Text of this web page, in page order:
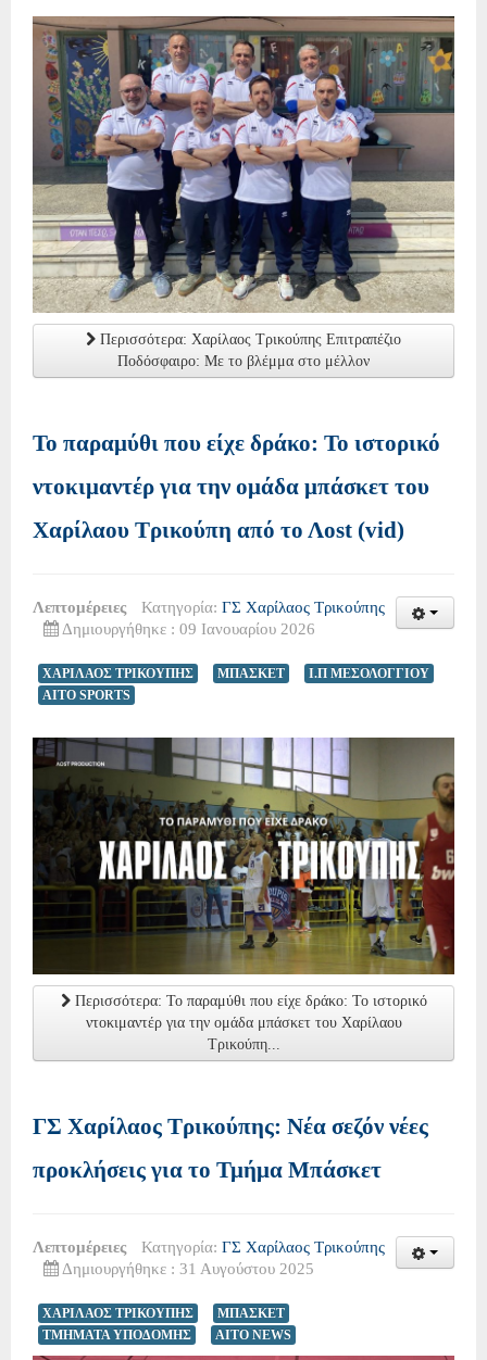
Περισσότερα: Χαρίλαος Τρικούπης Επιτραπέζιο
Ποδόσφαιρο: Με το βλέμμα στο μέλλον
Το παραμύθι που είχε δράκο: Το ιστορικό
ντοκιμαντέρ για την ομάδα μπάσκετ του
Χαρίλαου Τρικούπη από το Λost (vid)
Λεπτομέρειες Κατηγορία: ΓΣ Χαρίλαος Τρικούπης
Δημιουργήθηκε : 09 Ιανουαρίου 2026
ΧΑΡΙΛΑΟΣ ΤΡΙΚΟΥΠΗΣ ΜΠΑΣΚΕΤ
Ι.Π ΜΕΣΟΛΟΓΓΙΟΥ
AITO SPORTS
Περισσότερα: Το παραμύθι που είχε δράκο: Το ιστορικό
ντοκιμαντέρ για την ομάδα μπάσκετ του Χαρίλαου
Τρικούπη...
ΓΣ Χαρίλαος Τρικούπης: Νέα σεζόν νέες
προκλήσεις για το Τμήμα Μπάσκετ
Λεπτομέρειες Κατηγορία: ΓΣ Χαρίλαος Τρικούπης
Δημιουργήθηκε : 31 Αυγούστου 2025
ΧΑΡΙΛΑΟΣ ΤΡΙΚΟΥΠΗΣ
ΜΠΑΣΚΕΤ
ΤΜΗΜΑΤΑ ΥΠΟΔΟΜΗΣ
AITO NEWS